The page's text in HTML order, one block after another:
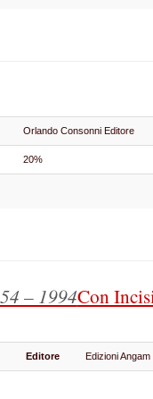
Orlando Consonni Editore
20%
– 1994Con
Editore Edizioni Angam